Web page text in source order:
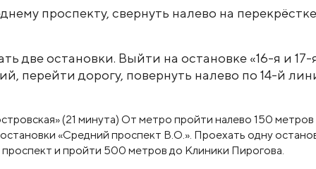
проспекту, свернуть налево на
две остановки. Выйти на остановке «16-я и
перейти дорогу, повернуть налево по 14-й